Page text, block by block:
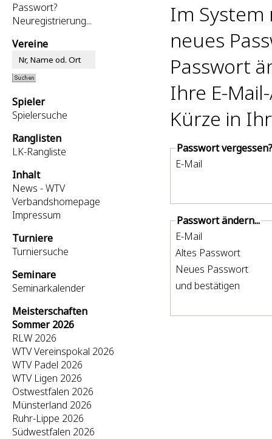
Passwort?
Neuregistrierung...
Vereine
Spieler
Spielersuche
Ranglisten
LK-Rangliste
Inhalt
News - WTV
Verbandshomepage
Impressum
Turniere
Turniersuche
Seminare
Seminarkalender
Meisterschaften
Sommer 2026
RLW 2026
WTV Vereinspokal 2026
WTV Padel 2026
WTV Ligen 2026
Ostwestfalen 2026
Münsterland 2026
Ruhr-Lippe 2026
Südwestfalen 2026
Im
neues
Passwort
Ihre E-
Kürze in
Passwort vergessen?
E-Mail
Passwort ändern...
E-Mail
Altes Passwort
Neues Passwort
und bestätigen